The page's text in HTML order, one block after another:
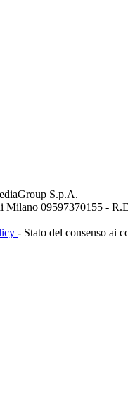
S.p.A.
Milano 09597370155 -
- Stato del consenso ai